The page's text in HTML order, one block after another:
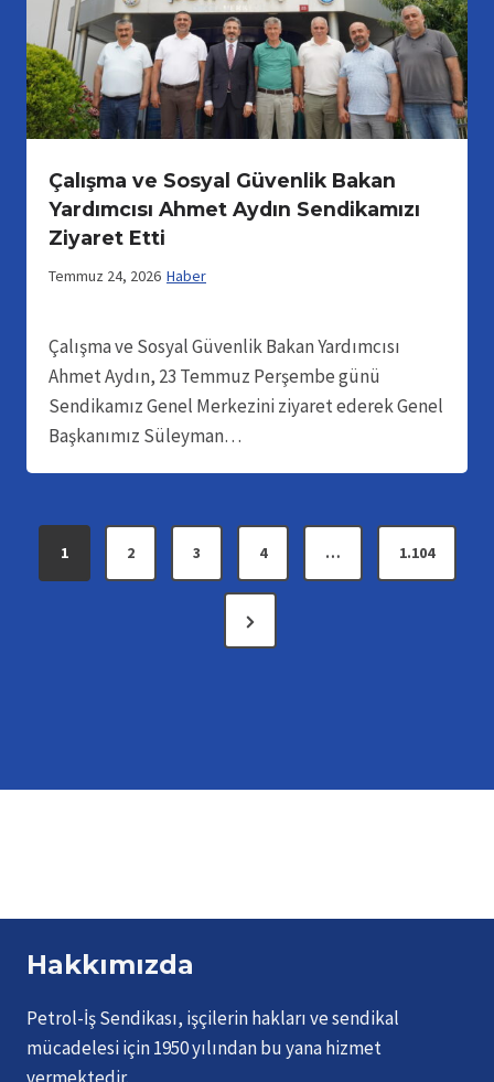
Çalışma ve Sosyal Güvenlik Bakan
Yardımcısı Ahmet Aydın Sendikamızı
Ziyaret Etti
Temmuz 24, 2026 Haber
Çalışma ve Sosyal Güvenlik Bakan Yardımcısı
Ahmet Aydın, 23 Temmuz Perşembe günü
Sendikamız Genel Merkezini ziyaret ederek Genel
Başkanımız Süleyman…
f
a
l
1 2 3 4 … 1.104
S
o
k
Hakkımızda
Petrol-İş Sendikası, işçilerin hakları ve sendikal
mücadelesi için 1950 yılından bu yana hizmet